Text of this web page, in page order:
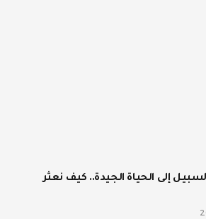
إلى الحياة الجيدة.. كيف نعثر